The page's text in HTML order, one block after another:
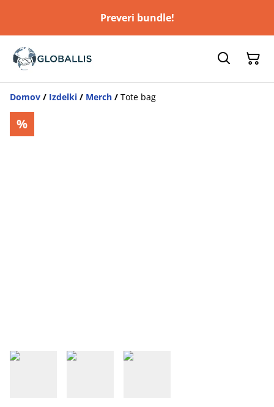
Preveri bundle!
Domov / Izdelki / Merch / Tote bag
%